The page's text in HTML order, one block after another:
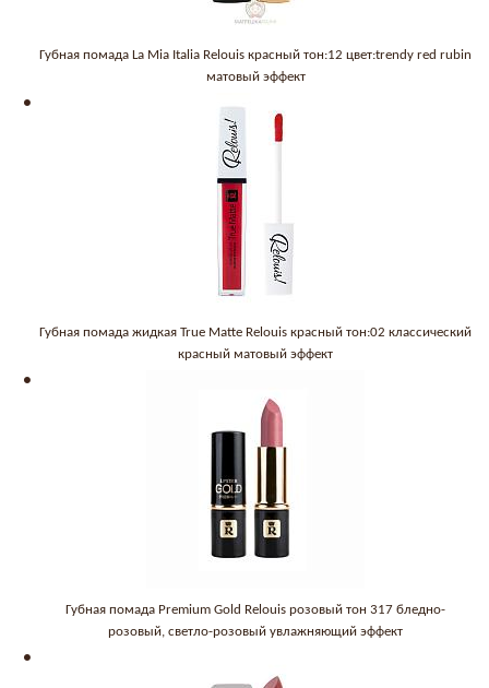
Губная помада La Mia Italia Relouis красный тон:12 цвет:trendy red rubin
матовый эффект
Губная помада жидкая True Matte Relouis красный тон:02 классический
красный матовый эффект
Губная помада Premium Gold Relouis розовый тон 317 бледно-
розовый, светло-розовый увлажняющий эффект